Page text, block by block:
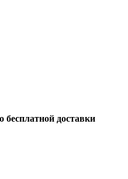
бесплатной доставки